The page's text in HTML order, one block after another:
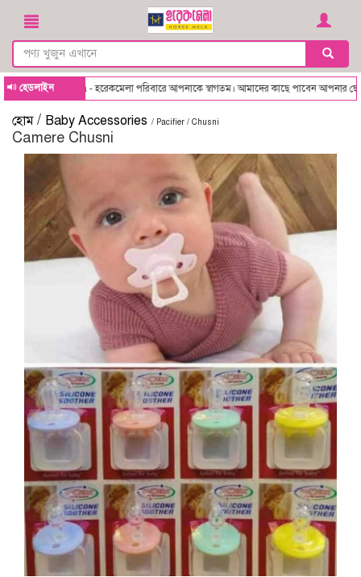
হেডলাইন
Horekmela - হরেকমেলা পরিবারে আপনাকে স্বাগতম। আমাদের কাছে পাবেন আপনার ছোট্ট
হোম / Baby Accessories / Pacifier / Chusni
Camere Chusni